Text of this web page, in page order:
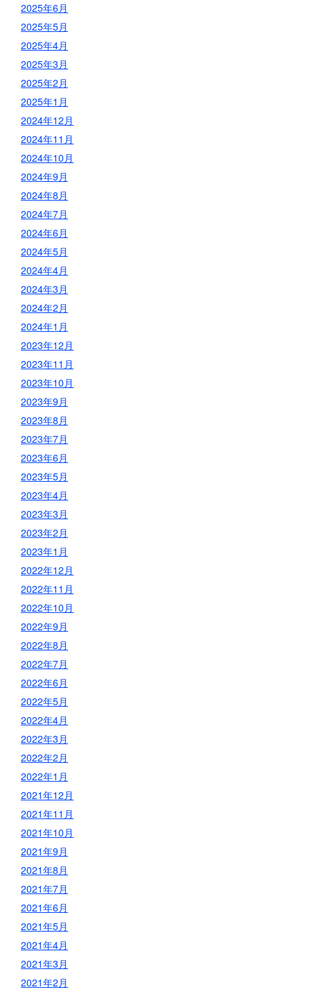
2025年6月
2025年5月
2025年4月
2025年3月
2025年2月
2025年1月
2024年12月
2024年11月
2024年10月
2024年9月
2024年8月
2024年7月
2024年6月
2024年5月
2024年4月
2024年3月
2024年2月
2024年1月
2023年12月
2023年11月
2023年10月
2023年9月
2023年8月
2023年7月
2023年6月
2023年5月
2023年4月
2023年3月
2023年2月
2023年1月
2022年12月
2022年11月
2022年10月
2022年9月
2022年8月
2022年7月
2022年6月
2022年5月
2022年4月
2022年3月
2022年2月
2022年1月
2021年12月
2021年11月
2021年10月
2021年9月
2021年8月
2021年7月
2021年6月
2021年5月
2021年4月
2021年3月
2021年2月